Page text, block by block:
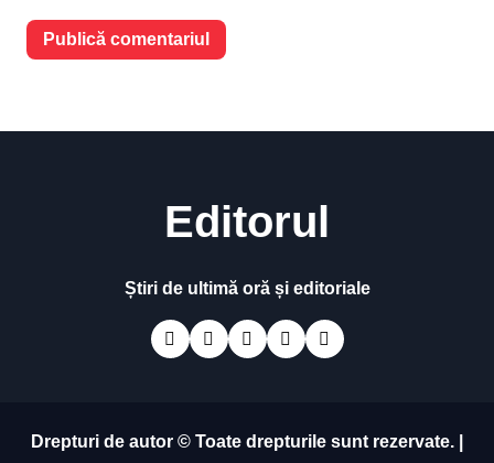
Editorul
Știri de ultimă oră și editoriale
Drepturi de autor © Toate drepturile sunt rezervate.